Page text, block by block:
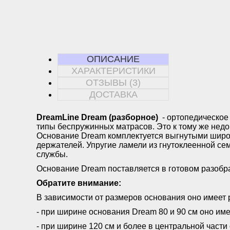
ОПИСАНИЕ
ХАРАКТЕРИСТИКИ
ОТЗЫВЫ (3)
ДОСТАВКА
DreamLine Dream (разборное) -
типы беспружинных матрасов. Это к тому же
Основание Dream комплектуется выгнутыми
держателей. Упругие ламели из гнутоклеенной
службы.
Основание Dream поставляется в готовом
Обратите внимание:
В зависимости от размеров основания оно
- при ширине основания Dream 80 и 90 см оно
- при ширине 120 см и более в центральной